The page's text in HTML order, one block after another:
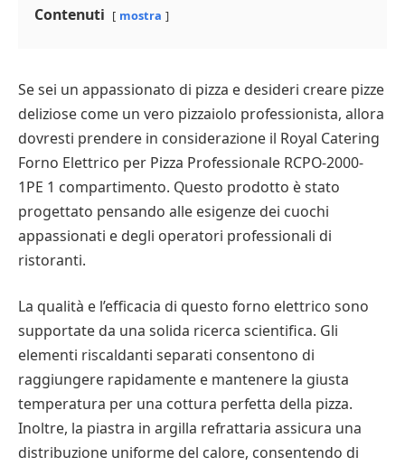
Contenuti mostra
Se sei un appassionato di pizza e desideri creare pizze
deliziose come un vero pizzaiolo professionista, allora
dovresti prendere in considerazione il Royal Catering
Forno Elettrico per Pizza Professionale RCPO-2000-
1PE 1 compartimento. Questo prodotto è stato
progettato pensando alle esigenze dei cuochi
appassionati e degli operatori professionali di
ristoranti.
La qualità e l’efficacia di questo forno elettrico sono
supportate da una solida ricerca scientifica. Gli
elementi riscaldanti separati consentono di
raggiungere rapidamente e mantenere la giusta
temperatura per una cottura perfetta della pizza.
Inoltre, la piastra in argilla refrattaria assicura una
distribuzione uniforme del calore, consentendo di